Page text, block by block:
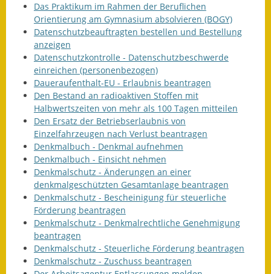
Das Praktikum im Rahmen der Beruflichen
Orientierung am Gymnasium absolvieren (BOGY)
Datenschutzbeauftragten bestellen und Bestellung
anzeigen
Datenschutzkontrolle - Datenschutzbeschwerde
einreichen (personenbezogen)
Daueraufenthalt-EU - Erlaubnis beantragen
Den Bestand an radioaktiven Stoffen mit
Halbwertszeiten von mehr als 100 Tagen mitteilen
Den Ersatz der Betriebserlaubnis von
Einzelfahrzeugen nach Verlust beantragen
Denkmalbuch - Denkmal aufnehmen
Denkmalbuch - Einsicht nehmen
Denkmalschutz - Änderungen an einer
denkmalgeschützten Gesamtanlage beantragen
Denkmalschutz - Bescheinigung für steuerliche
Förderung beantragen
Denkmalschutz - Denkmalrechtliche Genehmigung
beantragen
Denkmalschutz - Steuerliche Förderung beantragen
Denkmalschutz - Zuschuss beantragen